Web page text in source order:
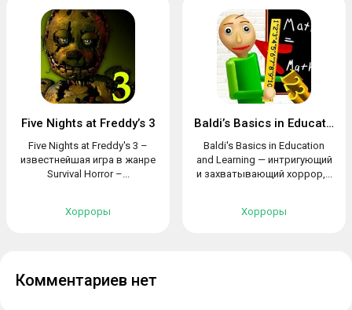
Five Nights at Freddy’s 3
Five Nights at Freddy's 3 –
известнейшая игра в жанре
Survival Horror –...
Хорроры
Baldi’s Basics in Education and Learning
Baldi's Basics in Education
and Learning — интригующий
и захватывающий хоррор,...
Хорроры
Комментариев нет